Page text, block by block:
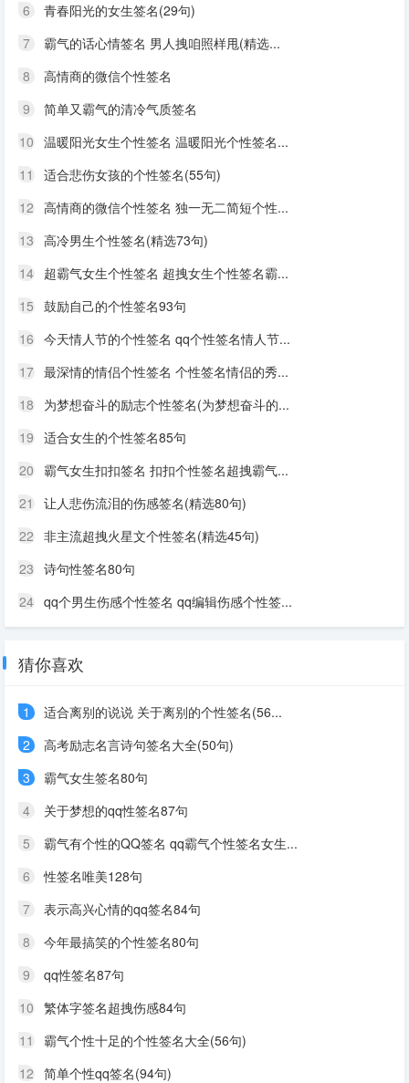
6
青春阳光的女生签名(29句)
7
霸气的话心情签名 男人拽咱照样甩(精选...
8
高情商的微信个性签名
9
简单又霸气的清冷气质签名
10 温暖阳光女生个性签名 温暖阳光个性签名...
11
适合悲伤女孩的个性签名(55句)
12 高情商的微信个性签名 独一无二简短个性...
13 高冷男生个性签名(精选73句)
14 超霸气女生个性签名 超拽女生个性签名霸...
15 鼓励自己的个性签名93句
16 今天情人节的个性签名 qq个性签名情人节...
17 最深情的情侣个性签名 个性签名情侣的秀...
18 为梦想奋斗的励志个性签名(为梦想奋斗的...
19 适合女生的个性签名85句
20 霸气女生扣扣签名 扣扣个性签名超拽霸气...
21
让人悲伤流泪的伤感签名(精选80句)
22 非主流超拽火星文个性签名(精选45句)
23 诗句性签名80句
24 qq个男生伤感个性签名 qq编辑伤感个性签...
猜你喜欢
1
适合离别的说说 关于离别的个性签名(56...
2
高考励志名言诗句签名大全(50句)
3
霸气女生签名80句
4
关于梦想的qq性签名87句
5
霸气有个性的QQ签名 qq霸气个性签名女生...
6
性签名唯美128句
7
表示高兴心情的qq签名84句
8
今年最搞笑的个性签名80句
9
qq性签名87句
10 繁体字签名超拽伤感84句
11
霸气个性十足的个性签名大全(56句)
12 简单个性qq签名(94句)